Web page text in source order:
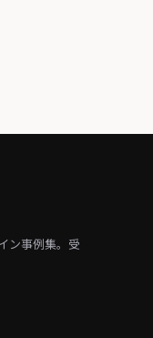
ン事例集。受